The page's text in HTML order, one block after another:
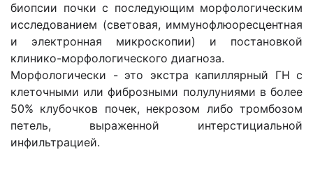
биопсии почки с последующим морфологическим
исследованием (световая, иммунофлюоресцентная
и электронная микроскопии) и постановкой
клинико-морфологического диагноза.
Морфологически - это экстра капиллярный ГН с
клеточными или фиброзными полулуниями в более
50% клубочков почек, некрозом либо тромбозом
петель, выраженной интерстициальной
инфильтрацией.